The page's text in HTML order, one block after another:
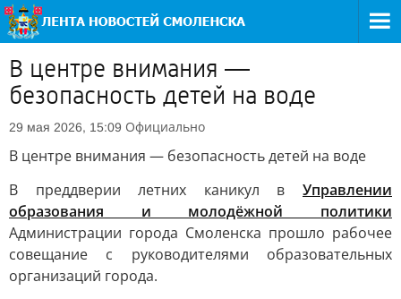
В центре внимания —
безопасность детей на воде
29 мая 2026, 15:09 Официально
В центре внимания — безопасность детей на воде
В преддверии летних каникул в Управлении
образования и молодёжной политики
Администрации города Смоленска прошло рабочее
совещание с руководителями образовательных
организаций города.